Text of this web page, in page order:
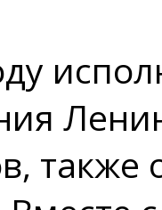
также